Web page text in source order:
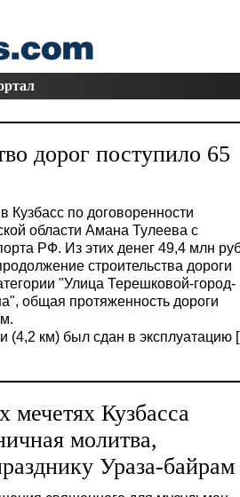
дорог поступило 65
Кузбасс по договоренности
области Амана Тулеева с
РФ. Из этих денег 49,4 млн
строительства дороги
"Улица Терешковой-город-
общая протяженность дороги
(4,2 км) был сдан в эксплуатацию
мечетях Кузбасса
молитва,
Ураза-байрам